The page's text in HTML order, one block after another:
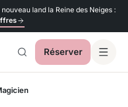
land la Reine des Neiges :
Réserver